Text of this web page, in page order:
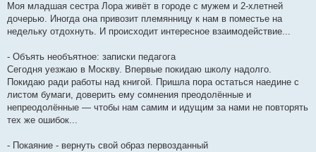
Моя младшая сестра Лора живёт в городе с мужем и 2-хлетней
дочерью. Иногда она привозит племянницу к нам в поместье на
недельку отдохнуть. И происходит интересное взаимодействие...
- Объять необъятное: записки педагога
Сегодня уезжаю в Москву. Впервые покидаю школу надолго.
Покидаю ради работы над книгой. Пришла пора остаться наедине с
листом бумаги, доверить ему сомнения преодолённые и
непреодолённые — чтобы нам самим и идущим за нами не повторять
тех же ошибок...
- Покаяние - вернуть свой образ первозданный